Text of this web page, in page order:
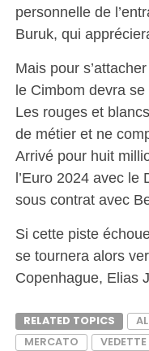
personnelle de
Buruk, qui
Mais pour
le Cimbom devra
Les rouges et
de métier et ne
Arrivé pour huit
l’Euro 2024 avec le
sous contrat avec
Si cette piste
se tournera alors
Copenhague, Elias
RELATED TOPICS
MERCATO
VEDETTE